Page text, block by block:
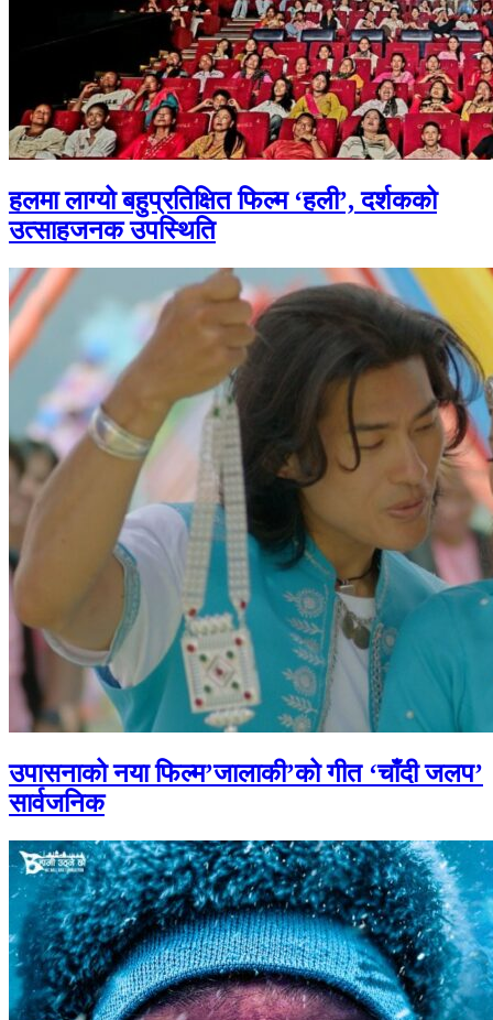
हलमा लाग्यो बहुप्रतिक्षित फिल्म ‘हली’, दर्शकको
उत्साहजनक उपस्थिति
उपासनाको नया फिल्म’जालाकी’को गीत ‘चाँदी जलप’
सार्वजनिक